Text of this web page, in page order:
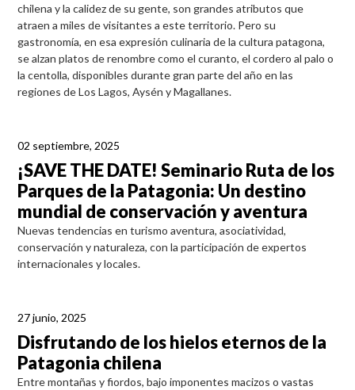
chilena y la calidez de su gente, son grandes atributos que
atraen a miles de visitantes a este territorio. Pero su
gastronomía, en esa expresión culinaria de la cultura patagona,
se alzan platos de renombre como el curanto, el cordero al palo o
la centolla, disponibles durante gran parte del año en las
regiones de Los Lagos, Aysén y Magallanes.
02 septiembre, 2025
¡SAVE THE DATE! Seminario Ruta de los
Parques de la Patagonia: Un destino
mundial de conservación y aventura
Nuevas tendencias en turismo aventura, asociatividad,
conservación y naturaleza, con la participación de expertos
internacionales y locales.
27 junio, 2025
Disfrutando de los hielos eternos de la
Patagonia chilena
Entre montañas y fiordos, bajo imponentes macizos o vastas